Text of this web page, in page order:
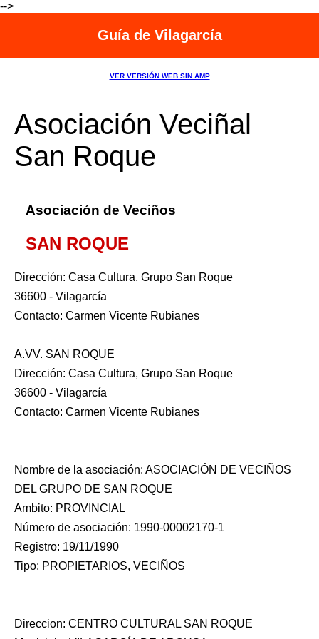
-->
Guía de Vilagarcía
VER VERSIÓN WEB SIN AMP
Asociación Veciñal
San Roque
Asociación de Veciños
SAN ROQUE
Dirección: Casa Cultura, Grupo San Roque
36600 - Vilagarcía
Contacto: Carmen Vicente Rubianes
A.VV. SAN ROQUE
Dirección: Casa Cultura, Grupo San Roque
36600 - Vilagarcía
Contacto: Carmen Vicente Rubianes
Nombre de la asociación: ASOCIACIÓN DE VECIÑOS
DEL GRUPO DE SAN ROQUE
Ambito: PROVINCIAL
Número de asociación: 1990-00002170-1
Registro: 19/11/1990
Tipo: PROPIETARIOS, VECIÑOS
Direccion: CENTRO CULTURAL SAN ROQUE